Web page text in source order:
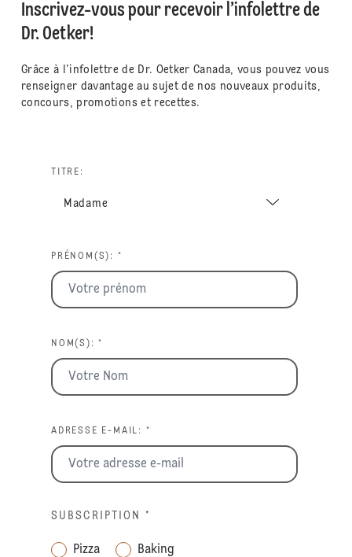
Inscrivez-vous pour recevoir l’infolettre de
Dr. Oetker!
Grâce à l’infolettre de Dr. Oetker Canada, vous pouvez vous
renseigner davantage au sujet de nos nouveaux produits,
concours, promotions et recettes.
TITRE:
PRÉNOM(S): *
NOM(S): *
ADRESSE E-MAIL: *
SUBSCRIPTION *
Pizza Baking